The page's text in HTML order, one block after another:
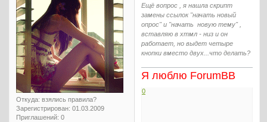
Откуда: взялись правила?
Зарегистрирован: 01.03.2009
Приглашений: 0
Ещё вопрос , я нашла скрипт
замены ссылок "начать новый
опрос" и "начать новую тему" ,
вставляю в хтмл - низ и он
работает, но выдет четыре
кнопки вместо двух...что делать?
Я люблю ForumBB
0